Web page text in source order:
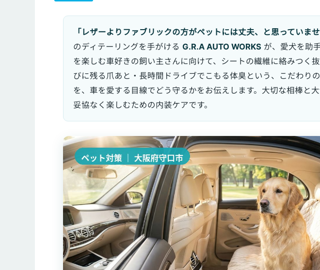
「レザーよりファブリックの方がペットには丈夫、と思っていませ
のディテーリングを手がける G.R.A AUTO WORKS が、愛犬を助
を楽しむ車好きの飼い主さんに向けて、シートの繊維に絡みつく
びに残る爪あと・長時間ドライブでこもる体臭という、こだわり
を、車を愛する目線でどう守るかをお伝えします。大切な相棒と
妥協なく楽しむための内装ケアです。